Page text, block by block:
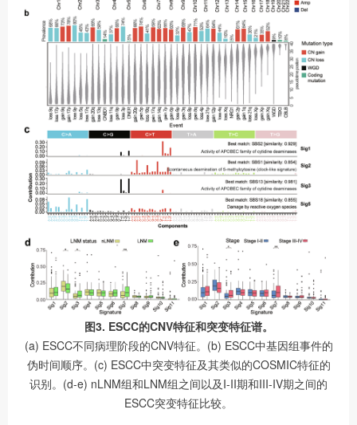
图3. ESCC的CNV特征和突变特征谱。
(a) ESCC不同病理阶段的CNV特征。(b) ESCC中基因组事件的
伪时间顺序。(c) ESCC中突变特征及其类似的COSMIC特征的
识别。(d-e) nLNM组和LNM组之间以及I-II期和III-IV期之间的
ESCC突变特征比较。